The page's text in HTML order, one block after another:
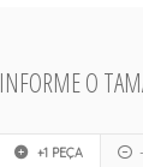
INFORME O
+1 PEÇA